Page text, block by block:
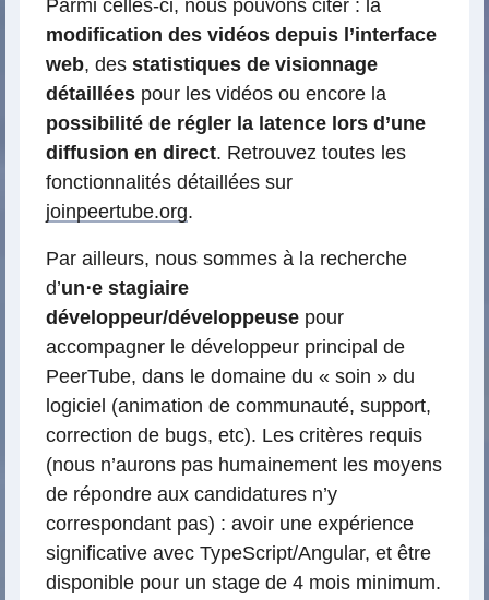
Parmi celles-ci, nous pouvons citer : la
modification des vidéos depuis l’interface
web, des statistiques de visionnage
détaillées pour les vidéos ou encore la
possibilité de régler la latence lors d’une
diffusion en direct. Retrouvez toutes les
fonctionnalités détaillées sur
joinpeertube.org.
Par ailleurs, nous sommes à la recherche
d’un⋅e stagiaire
développeur/développeuse pour
accompagner le développeur principal de
PeerTube, dans le domaine du « soin » du
logiciel (animation de communauté, support,
correction de bugs, etc). Les critères requis
(nous n’aurons pas humainement les moyens
de répondre aux candidatures n’y
correspondant pas) : avoir une expérience
significative avec TypeScript/Angular, et être
disponible pour un stage de 4 mois minimum.